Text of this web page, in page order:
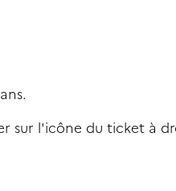
sur l'icône du ticket à